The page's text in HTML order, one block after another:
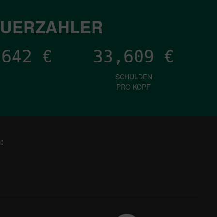
€ 33,609 €
SCHULDEN
PRO KOPF